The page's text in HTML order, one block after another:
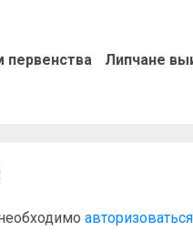
первенства
Липчане
авторизоваться